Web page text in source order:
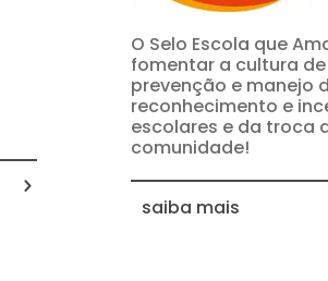
O Selo Escola que
fomentar a cultura
prevenção e manejo
reconhecimento e
escolares e da troca
comunidade!
saiba mais